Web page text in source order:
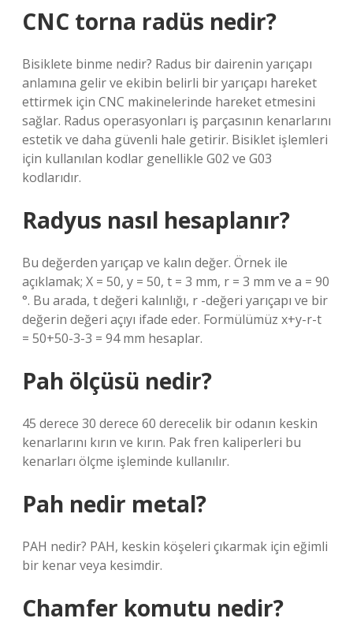
CNC torna radüs nedir?
Bisiklete binme nedir? Radus bir dairenin yarıçapı
anlamına gelir ve ekibin belirli bir yarıçapı hareket
ettirmek için CNC makinelerinde hareket etmesini
sağlar. Radus operasyonları iş parçasının kenarlarını
estetik ve daha güvenli hale getirir. Bisiklet işlemleri
için kullanılan kodlar genellikle G02 ve G03
kodlarıdır.
Radyus nasıl hesaplanır?
Bu değerden yarıçap ve kalın değer. Örnek ile
açıklamak; X = 50, y = 50, t = 3 mm, r = 3 mm ve a = 90
°. Bu arada, t değeri kalınlığı, r -değeri yarıçapı ve bir
değerin değeri açıyı ifade eder. Formülümüz x+y-r-t
= 50+50-3-3 = 94 mm hesaplar.
Pah ölçüsü nedir?
45 derece 30 derece 60 derecelik bir odanın keskin
kenarlarını kırın ve kırın. Pak fren kaliperleri bu
kenarları ölçme işleminde kullanılır.
Pah nedir metal?
PAH nedir? PAH, keskin köşeleri çıkarmak için eğimli
bir kenar veya kesimdir.
Chamfer komutu nedir?